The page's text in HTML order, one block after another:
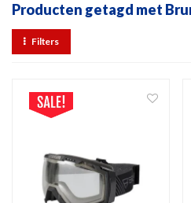
Producten getagd met
Filters